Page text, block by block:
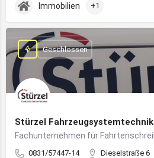
Immobilien +1
Stürzel Fahrzeugsystemtechnik
0831/57447-14 Dieselstraße 6
Geschlossen